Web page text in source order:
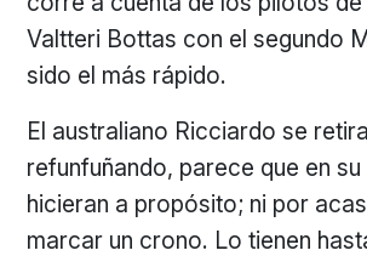
Valtteri Bottas con el segundo
sido el más rápido.
El australiano Ricciardo se
refunfuñando, parece que en
hicieran a propósito; ni por
marcar un crono. Lo tienen